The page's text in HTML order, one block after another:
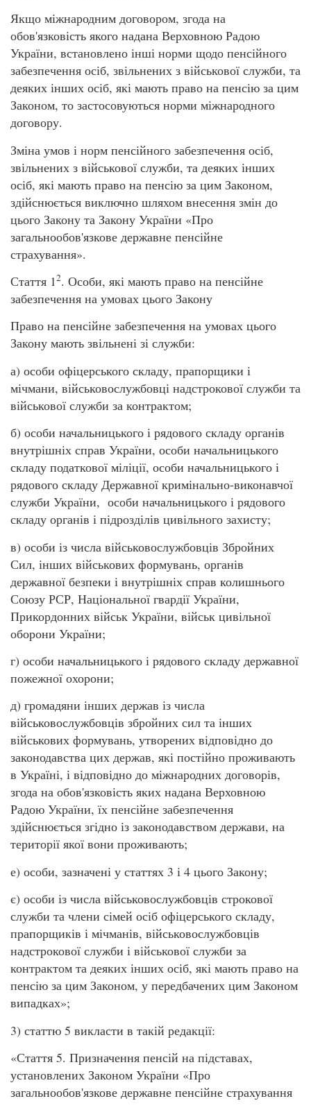
Якщо міжнародним договором, згода на
обов'язковість якого надана Верховною Радою
України, встановлено інші норми щодо пенсійного
забезпечення осіб, звільнених з військової служби, та
деяких інших осіб, які мають право на пенсію за цим
Законом, то застосовуються норми міжнародного
договору.
Зміна умов і норм пенсійного забезпечення осіб,
звільнених з військової служби, та деяких інших
осіб, які мають право на пенсію за цим Законом,
здійснюється виключно шляхом внесення змін до
цього Закону та Закону України «Про
загальнообов'язкове державне пенсійне
страхування».
Стаття 12. Особи, які мають право на пенсійне
забезпечення на умовах цього Закону
Право на пенсійне забезпечення на умовах цього
Закону мають звільнені зі служби:
а) особи офіцерського складу, прапорщики і
мічмани, військовослужбовці надстрокової служби та
військової служби за контрактом;
б) особи начальницького і рядового складу органів
внутрішніх справ України, особи начальницького
складу податкової міліції, особи начальницького і
рядового складу Державної кримінально-виконавчої
служби України, особи начальницького і рядового
складу органів і підрозділів цивільного захисту;
в) особи із числа військовослужбовців Збройних
Сил, інших військових формувань, органів
державної безпеки і внутрішніх справ колишнього
Союзу РСР, Національної гвардії України,
Прикордонних військ України, військ цивільної
оборони України;
г) особи начальницького і рядового складу державної
пожежної охорони;
д) громадяни інших держав із числа
військовослужбовців збройних сил та інших
військових формувань, утворених відповідно до
законодавства цих держав, які постійно проживають
в Україні, і відповідно до міжнародних договорів,
згода на обов'язковість яких надана Верховною
Радою України, їх пенсійне забезпечення
здійснюється згідно із законодавством держави, на
території якої вони проживають;
е) особи, зазначені у статтях 3 і 4 цього Закону;
є) особи із числа військовослужбовців строкової
служби та члени сімей осіб офіцерського складу,
прапорщиків і мічманів, військовослужбовців
надстрокової служби і військової служби за
контрактом та деяких інших осіб, які мають право на
пенсію за цим Законом, у передбачених цим Законом
випадках»;
3) статтю 5 викласти в такій редакції:
«Стаття 5. Призначення пенсій на підставах,
установлених Законом України «Про
загальнообов'язкове державне пенсійне страхування